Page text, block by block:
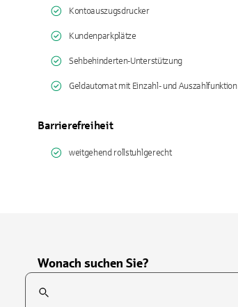
Kontoauszugsdrucker
Kundenparkplätze
Sehbehinderten-Unterstützung
Geldautomat mit Einzahl- und Auszahlfunktion
Barrierefreiheit
weitgehend rollstuhlgerecht
Wonach suchen Sie?
Suchfeld